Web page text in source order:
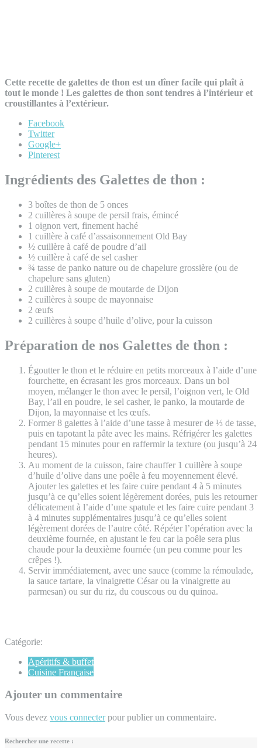
Cette recette de galettes de thon est un dîner facile qui plaît à
tout le monde ! Les galettes de thon sont tendres à l’intérieur et
croustillantes à l’extérieur.
Facebook
Twitter
Google+
Pinterest
Ingrédients des Galettes de thon :
3 boîtes de thon de 5 onces
2 cuillères à soupe de persil frais, émincé
1 oignon vert, finement haché
1 cuillère à café d’assaisonnement Old Bay
½ cuillère à café de poudre d’ail
½ cuillère à café de sel casher
¾ tasse de panko nature ou de chapelure grossière (ou de
chapelure sans gluten)
2 cuillères à soupe de moutarde de Dijon
2 cuillères à soupe de mayonnaise
2 œufs
2 cuillères à soupe d’huile d’olive, pour la cuisson
Préparation de nos Galettes de thon :
Égoutter le thon et le réduire en petits morceaux à l’aide d’une
fourchette, en écrasant les gros morceaux. Dans un bol
moyen, mélanger le thon avec le persil, l’oignon vert, le Old
Bay, l’ail en poudre, le sel casher, le panko, la moutarde de
Dijon, la mayonnaise et les œufs.
Former 8 galettes à l’aide d’une tasse à mesurer de ⅓ de tasse,
puis en tapotant la pâte avec les mains. Réfrigérer les galettes
pendant 15 minutes pour en raffermir la texture (ou jusqu’à 24
heures).
Au moment de la cuisson, faire chauffer 1 cuillère à soupe
d’huile d’olive dans une poêle à feu moyennement élevé.
Ajouter les galettes et les faire cuire pendant 4 à 5 minutes
jusqu’à ce qu’elles soient légèrement dorées, puis les retourner
délicatement à l’aide d’une spatule et les faire cuire pendant 3
à 4 minutes supplémentaires jusqu’à ce qu’elles soient
légèrement dorées de l’autre côté. Répéter l’opération avec la
deuxième fournée, en ajustant le feu car la poêle sera plus
chaude pour la deuxième fournée (un peu comme pour les
crêpes !).
Servir immédiatement, avec une sauce (comme la rémoulade,
la sauce tartare, la vinaigrette César ou la vinaigrette au
parmesan) ou sur du riz, du couscous ou du quinoa.
Catégorie:
Apéritifs & buffet
Cuisine Française
Ajouter un commentaire
Vous devez vous connecterpour publier un commentaire.
Rechercher une recette :